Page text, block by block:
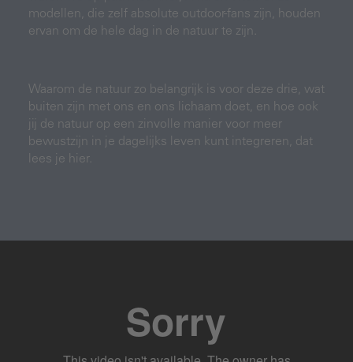
modellen, die zelf absolute outdoor-fans zijn, houden
ervan om de hele dag in de natuur te zijn.
Waarom de natuur zo belangrijk is voor deze drie, wat
buiten zijn met ons en ons lichaam doet, en hoe ook
jij de natuur op een zinvolle manier voor meer
bewustzijn in je dagelijks leven kunt integreren, dat
lees je hier.